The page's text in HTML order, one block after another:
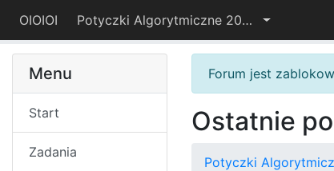
OIOIOI Potyczki Algorytmiczne 2022
Menu
Start
Zadania
Forum jest
Ostatnie
Potyczki